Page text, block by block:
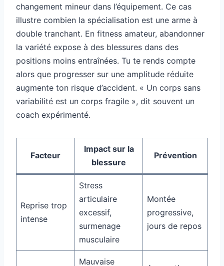
changement mineur dans l’équipement. Ce cas
illustre combien la spécialisation est une arme à
double tranchant. En fitness amateur, abandonner
la variété expose à des blessures dans des
positions moins entraînées. Tu te rends compte
alors que progresser sur une amplitude réduite
augmente ton risque d’accident. « Un corps sans
variabilité est un corps fragile », dit souvent un
coach expérimenté.
Facteur
Impact sur la
blessure
Prévention
Reprise trop
intense
Stress
articulaire
excessif,
surmenage
musculaire
Montée
progressive,
jours de repos
Mauvaise